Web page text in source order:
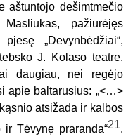
aštuntojo dešimtmečio
pažiūrėjęs
„Devynbėdžiai“,
J. Kolaso teatre.
daugiau, nei regėjo
apie baltarusius: „<…>
atsižada ir kalbos
Tėvynę praranda“21.